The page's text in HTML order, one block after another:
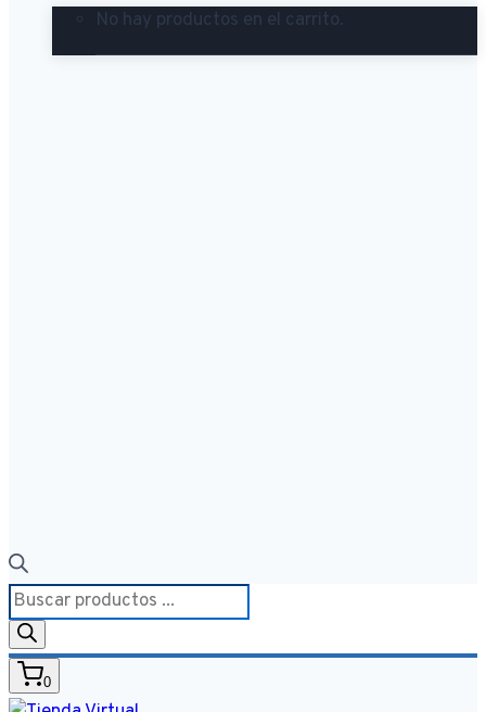
No hay productos en el carrito.
Búsqueda
de
productos
0